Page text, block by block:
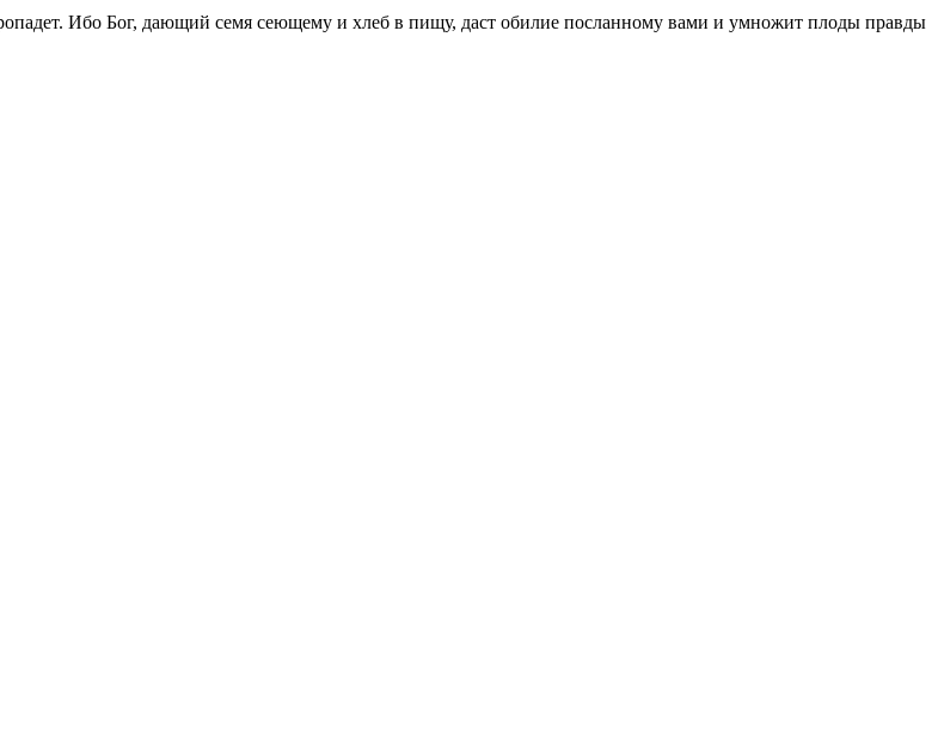
Ибо Бог, дающий семя сеющему и хлеб в пищу, даст обилие посланному вами и умножит плоды правды